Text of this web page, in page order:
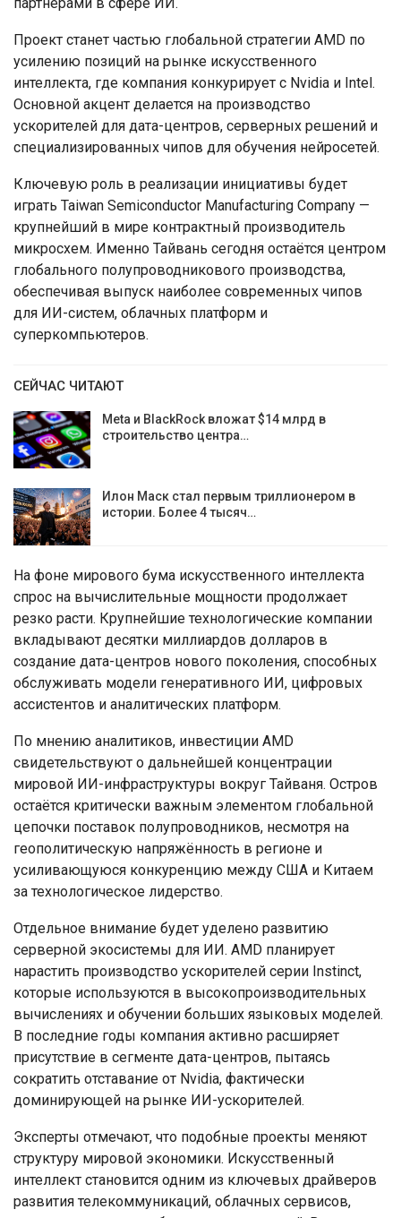
партнёрами в сфере ИИ.
Проект станет частью глобальной стратегии AMD по
усилению позиций на рынке искусственного
интеллекта, где компания конкурирует с Nvidia и Intel.
Основной акцент делается на производство
ускорителей для дата-центров, серверных решений и
специализированных чипов для обучения нейросетей.
Ключевую роль в реализации инициативы будет
играть Taiwan Semiconductor Manufacturing Company —
крупнейший в мире контрактный производитель
микросхем. Именно Тайвань сегодня остаётся центром
глобального полупроводникового производства,
обеспечивая выпуск наиболее современных чипов
для ИИ-систем, облачных платформ и
суперкомпьютеров.
СЕЙЧАС ЧИТАЮТ
Meta и BlackRock вложат $14 млрд в
строительство центра…
Илон Маск стал первым триллионером в
истории. Более 4 тысяч…
На фоне мирового бума искусственного интеллекта
спрос на вычислительные мощности продолжает
резко расти. Крупнейшие технологические компании
вкладывают десятки миллиардов долларов в
создание дата-центров нового поколения, способных
обслуживать модели генеративного ИИ, цифровых
ассистентов и аналитических платформ.
По мнению аналитиков, инвестиции AMD
свидетельствуют о дальнейшей концентрации
мировой ИИ-инфраструктуры вокруг Тайваня. Остров
остаётся критически важным элементом глобальной
цепочки поставок полупроводников, несмотря на
геополитическую напряжённость в регионе и
усиливающуюся конкуренцию между США и Китаем
за технологическое лидерство.
Отдельное внимание будет уделено развитию
серверной экосистемы для ИИ. AMD планирует
нарастить производство ускорителей серии Instinct,
которые используются в высокопроизводительных
вычислениях и обучении больших языковых моделей.
В последние годы компания активно расширяет
присутствие в сегменте дата-центров, пытаясь
сократить отставание от Nvidia, фактически
доминирующей на рынке ИИ-ускорителей.
Эксперты отмечают, что подобные проекты меняют
структуру мировой экономики. Искусственный
интеллект становится одним из ключевых драйверов
развития телекоммуникаций, облачных сервисов,